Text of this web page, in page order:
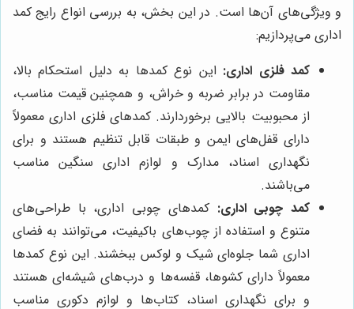
و ویژگی‌های آن‌ها است. در این بخش، به بررسی انواع رایج کمد
اداری می‌پردازیم:
کمد فلزی اداری: این نوع کمدها به دلیل استحکام بالا،
مقاومت در برابر ضربه و خراش، و همچنین قیمت مناسب،
از محبوبیت بالایی برخوردارند. کمدهای فلزی اداری معمولاً
دارای قفل‌های ایمن و طبقات قابل تنظیم هستند و برای
نگهداری اسناد، مدارک و لوازم اداری سنگین مناسب
می‌باشند.
کمد چوبی اداری: کمدهای چوبی اداری، با طراحی‌های
متنوع و استفاده از چوب‌های باکیفیت، می‌توانند به فضای
اداری شما جلوه‌ای شیک و لوکس ببخشند. این نوع کمدها
معمولاً دارای کشوها، قفسه‌ها و درب‌های شیشه‌ای هستند
و برای نگهداری اسناد، کتاب‌ها و لوازم دکوری مناسب